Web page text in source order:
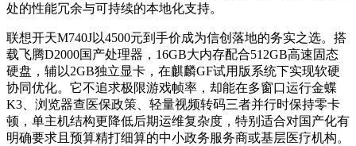
处的性能冗余与可持续的本地化支持。
联想开天M740J以4500元到手价成为信创落地的务实之选。搭
载飞腾D2000国产处理器，16GB大内存配合512GB高速固态
硬盘，辅以2GB独立显卡，在麒麟GF试用版系统下实现软硬
协同优化。它不追求极限游戏帧率，却能在多窗口运行金蝶
K3、浏览器查医保政策、轻量视频转码三者并行时保持零卡
顿，单主机结构更降低后期运维复杂度，特别适合对国产化有
明确要求且预算精打细算的中小政务服务商或基层医疗机构。